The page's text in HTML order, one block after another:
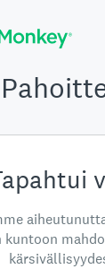
kuntoon